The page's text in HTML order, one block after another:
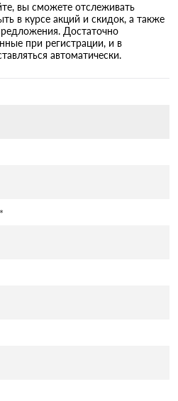
вы сможете отслеживать
в курсе акций и скидок, а также
Достаточно
при регистрации, и в
автоматически.
*